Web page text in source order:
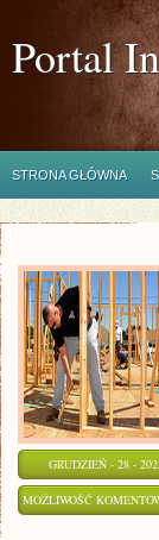
Portal
STRONA GŁÓWNA
GRUDZIEŃ - 28 -
MOŻLIWOŚĆ